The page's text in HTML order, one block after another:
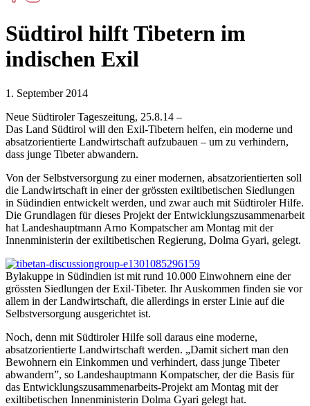
Südtirol hilft Tibetern im
indischen Exil
1. September 2014
Neue Südtiroler Tageszeitung, 25.8.14 –
Das Land Südtirol will den Exil-Tibetern helfen, ein moderne und
absatzorientierte Landwirtschaft aufzubauen – um zu verhindern,
dass junge Tibeter abwandern.
Von der Selbstversorgung zu einer modernen, absatzorientierten soll
die Landwirtschaft in einer der grössten exiltibetischen Siedlungen
in Südindien entwickelt werden, und zwar auch mit Südtiroler Hilfe.
Die Grundlagen für dieses Projekt der Entwicklungszusammenarbeit
hat Landeshauptmann Arno Kompatscher am Montag mit der
Innenministerin der exiltibetischen Regierung, Dolma Gyari, gelegt.
Bylakuppe in Südindien ist mit rund 10.000 Einwohnern eine der
grössten Siedlungen der Exil-Tibeter. Ihr Auskommen finden sie vor
allem in der Landwirtschaft, die allerdings in erster Linie auf die
Selbstversorgung ausgerichtet ist.
Noch, denn mit Südtiroler Hilfe soll daraus eine moderne,
absatzorientierte Landwirtschaft werden. „Damit sichert man den
Bewohnern ein Einkommen und verhindert, dass junge Tibeter
abwandern”, so Landeshauptmann Kompatscher, der die Basis für
das Entwicklungszusammenarbeits-Projekt am Montag mit der
exiltibetischen Innenministerin Dolma Gyari gelegt hat.